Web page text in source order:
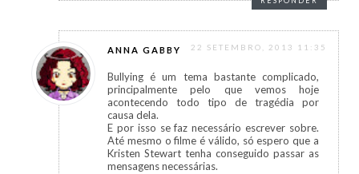
ANNA GABBY 22 SETEMBRO, 2013 11:35
Bullying é um tema bastante complicado,
principalmente pelo que vemos hoje
acontecendo todo tipo de tragédia por
causa dela.
E por isso se faz necessário escrever sobre.
Até mesmo o filme é válido, só espero que a
Kristen Stewart tenha conseguido passar as
mensagens necessárias.